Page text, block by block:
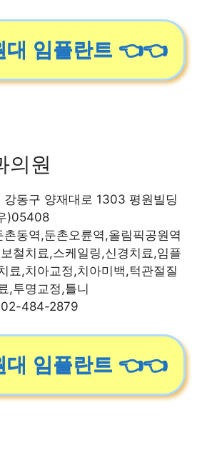
대 임플란트 👈👈
의원
강동구 양재대로 1303 평원빌딩
)05408
촌동역,둔촌오륜역,올림픽공원역
철치료,스케일링,신경치료,임플
료,치아교정,치아미백,턱관절질
,투명교정,틀니
02-484-2879
대 임플란트 👈👈